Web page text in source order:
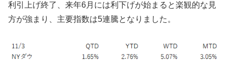
利引上げ終了、来年6月には利下げが始まると楽観的な見
方が強まり、主要指数は5連騰となりました。